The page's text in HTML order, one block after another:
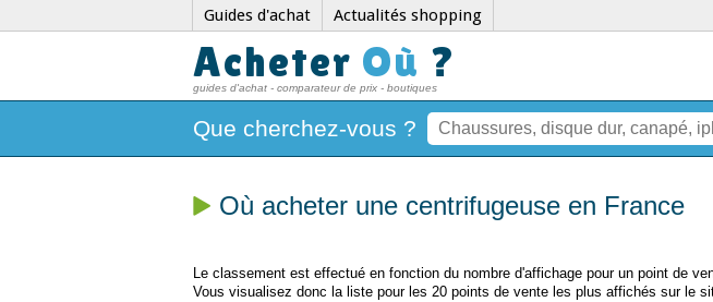
Guides d'achat Actualités shopping
Acheter Où ?
guides d'achat - comparateur de prix - boutiques
Que cherchez-vous ?
Où acheter une centrifugeuse en France
Le classement est effectué en fonction du nombre d'affichage pour un point de
Vous visualisez donc la liste pour les 20 points de vente les plus affichés sur le